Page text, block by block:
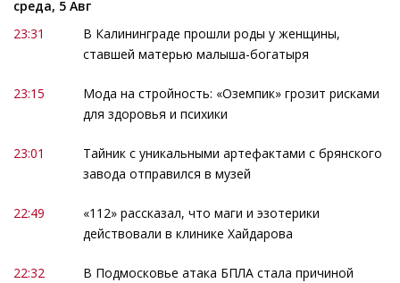
среда, 5 Авг
23:31
В Калининграде прошли роды у женщины,
ставшей матерью малыша-богатыря
23:15
Мода на стройность: «Оземпик» грозит рисками
для здоровья и психики
23:01
Тайник с уникальными артефактами с брянского
завода отправился в музей
22:49
«112» рассказал, что маги и эзотерики
действовали в клинике Хайдарова
22:32
В Подмосковье атака БПЛА стала причиной